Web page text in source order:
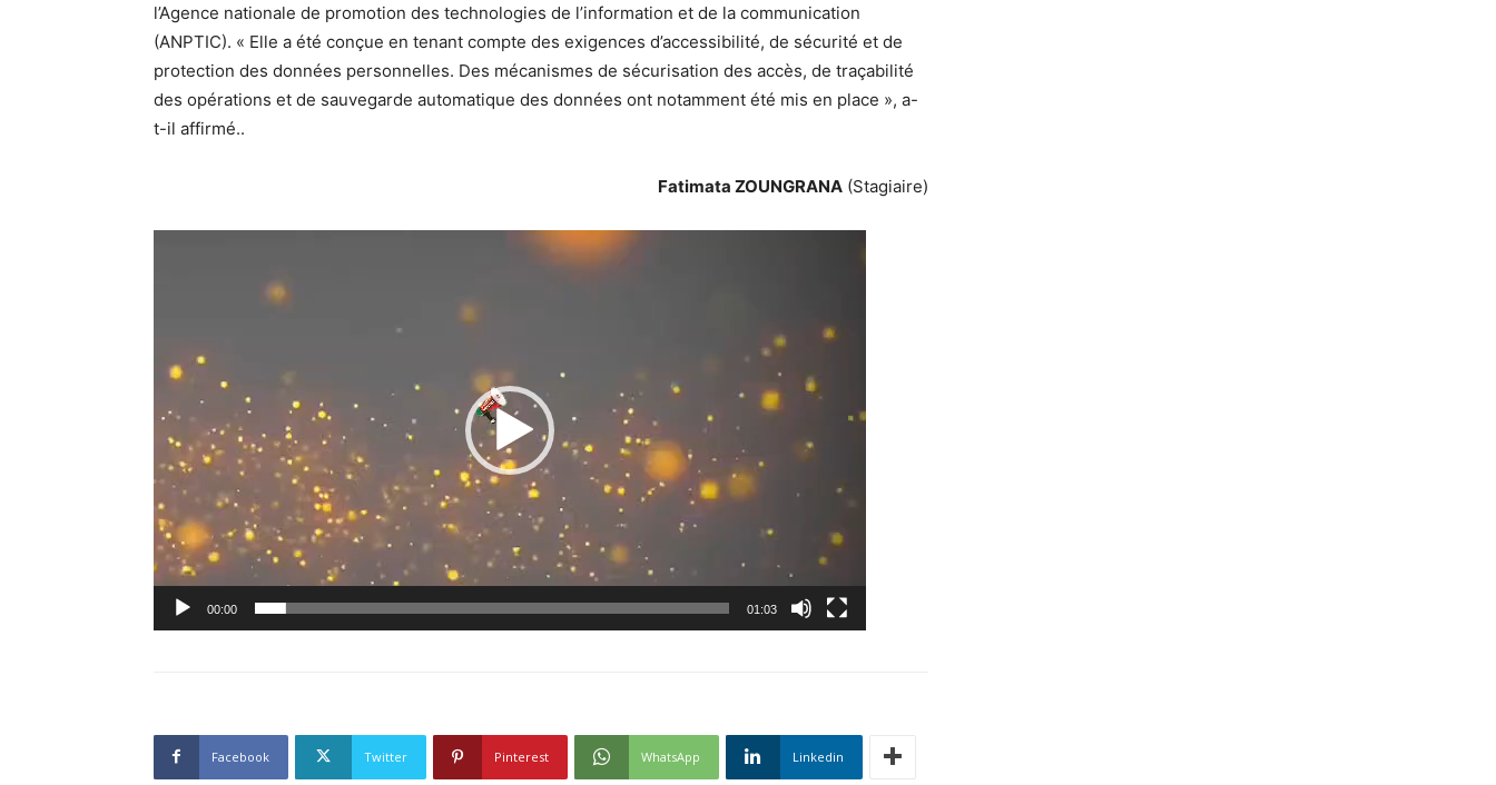
l’Agence nationale de promotion des technologies de l’information et de la communication
(ANPTIC). « Elle a été conçue en tenant compte des exigences d’accessibilité, de sécurité et de
protection des données personnelles. Des mécanismes de sécurisation des accès, de traçabilité
des opérations et de sauvegarde automatique des données ont notamment été mis en place », a-
t-il affirmé..
Fatimata ZOUNGRANA (Stagiaire)
Lecteur
00:00 01:03
Facebook Twitter Pinterest WhatsApp Linkedin